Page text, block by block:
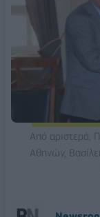
Από αριστερά,
Αθηνών,